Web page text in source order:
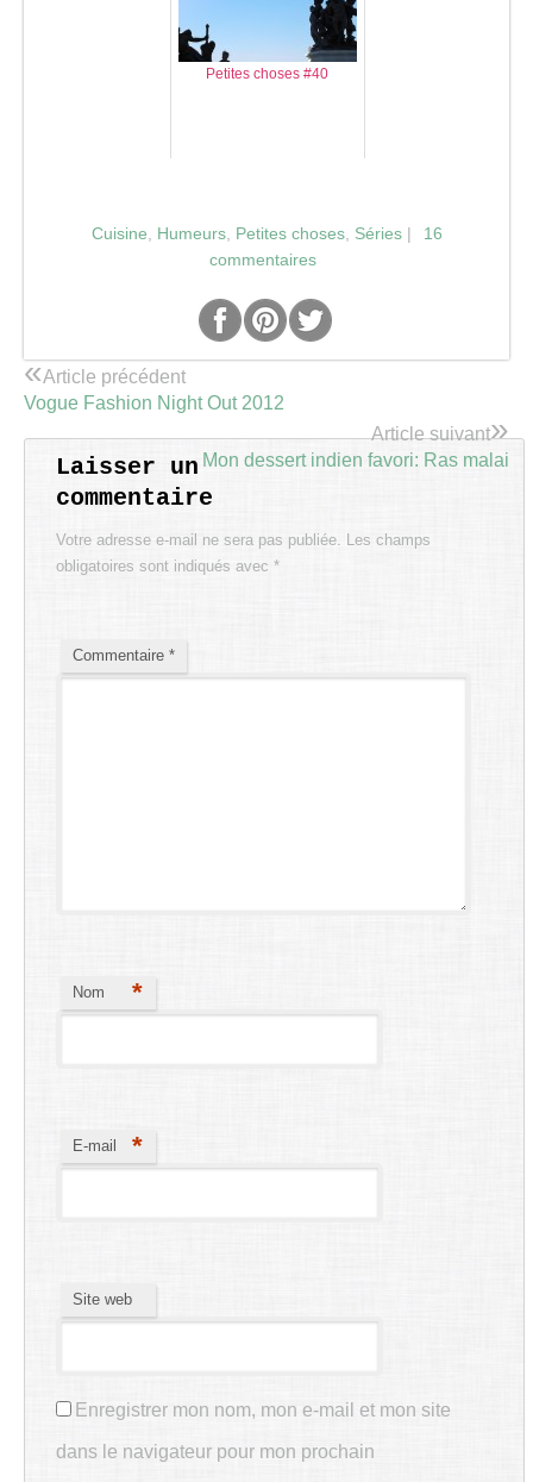
Petites choses #40
Cuisine, Humeurs, Petites choses, Séries|
16
commentaires
«Article précédent
Vogue Fashion Night Out 2012
Article suivant»
Mon dessert indien favori: Ras malai
Laisser un
commentaire
Votre adresse e-mail ne sera pas publiée. Les champs
obligatoires sont indiqués avec *
Commentaire *
Nom *
E-mail *
Site web
Enregistrer mon nom, mon e-mail et mon site
dans le navigateur pour mon prochain